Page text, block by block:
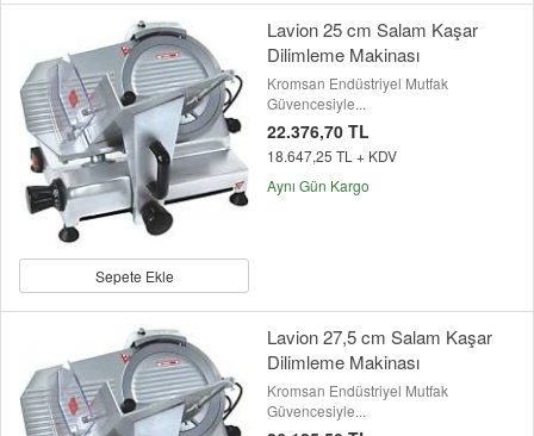
Sepete Ekle
Lavion 25 cm Salam Kaşar
Dilimleme Makinası
Kromsan Endüstriyel Mutfak
Güvencesiyle...
22.376,70 TL
18.647,25 TL + KDV
Aynı Gün Kargo
Lavion 27,5 cm Salam Kaşar
Dilimleme Makinası
Kromsan Endüstriyel Mutfak
Güvencesiyle...